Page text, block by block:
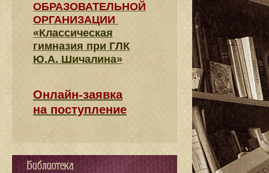
ОБРАЗОВАТЕЛЬНОЙ
ОРГАНИЗАЦИИ
«Классическая
гимназия при ГЛК
Ю.А. Шичалина»
Онлайн-заявка
на поступление
Библиотека